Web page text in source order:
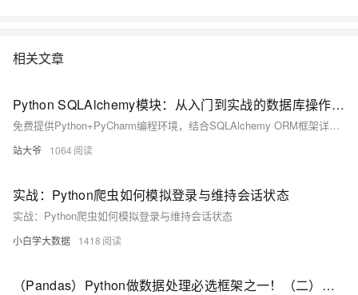
相关文章
Python SQLAlchemy模块：从入门到实战的数据库操作指南
免费提供Python+PyCharm编程环境，结合SQLAlchemy ORM框架详解数据库开发。涵盖连接配置、模型定义、CRUD操作、事务控制及Alembic迁移工具，以电商订单系统为例，深入讲解高并发场景下的性能优化与最佳实践，助你高效构建数据驱动应用。
站大爷 1064
实战：Python爬虫如何模拟登录与维持会话状态
实战：Python爬虫如何模拟登录与维持会话状态
小白学大数据 1418
（Pandas）Python做数据处理必选框架之一！（二）：附带案例分析；刨析DataFrame结构和其属性；学会访问具体元素；判断元素是否存在；元素求和、求标准值、方差、去重、删除、排序...